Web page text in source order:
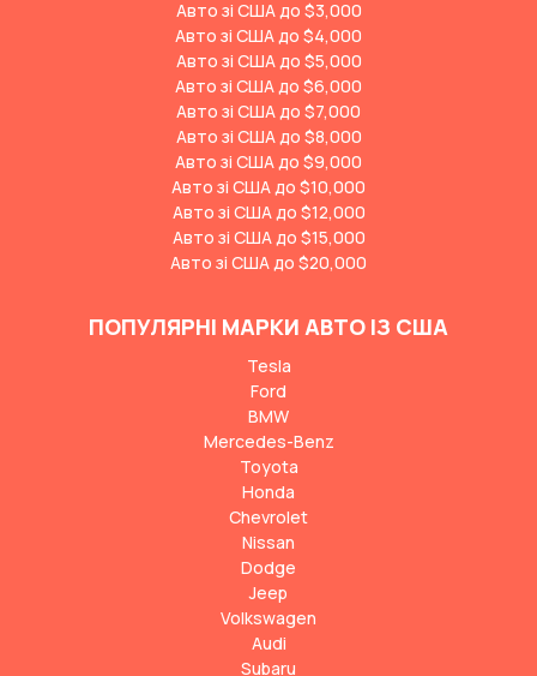
Авто зі США до $3,000
Авто зі США до $4,000
Авто зі США до $5,000
Авто зі США до $6,000
Авто зі США до $7,000
Авто зі США до $8,000
Авто зі США до $9,000
Авто зі США до $10,000
Авто зі США до $12,000
Авто зі США до $15,000
Авто зі США до $20,000
ПОПУЛЯРНІ МАРКИ АВТО ІЗ США
Tesla
Ford
BMW
Mercedes-Benz
Toyota
Honda
Chevrolet
Nissan
Dodge
Jeep
Volkswagen
Audi
Subaru